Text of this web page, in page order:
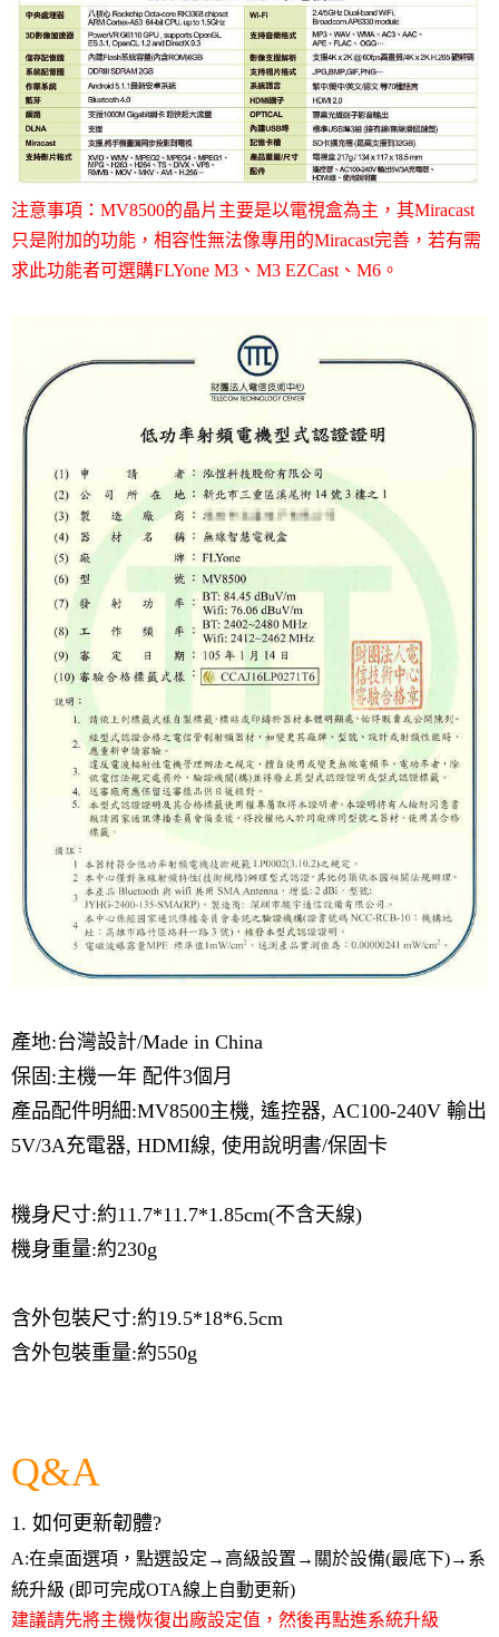
注意事項：MV8500的晶片主要是以電視盒為主，其Miracast
只是附加的功能，相容性無法像專用的Miracast完善，若有需
求此功能者可選購FLYone M3、M3 EZCast、M6。
產地:台灣設計/Made in China
保固:主機一年 配件3個月
產品配件明細:MV8500主機, 遙控器, AC100-240V 輸出
5V/3A充電器, HDMI線, 使用說明書/保固卡
機身尺寸:約11.7*11.7*1.85cm(不含天線)
機身重量:約230g
含外包裝尺寸:約19.5*18*6.5cm
含外包裝重量:約550g
Q&A
1. 如何更新韌體?
A:在桌面選項，點選設定→高級設置→關於設備(最底下)→系
統升級 (即可完成OTA線上自動更新)
建議請先將主機恢復出廠設定值，然後再點進系統升級